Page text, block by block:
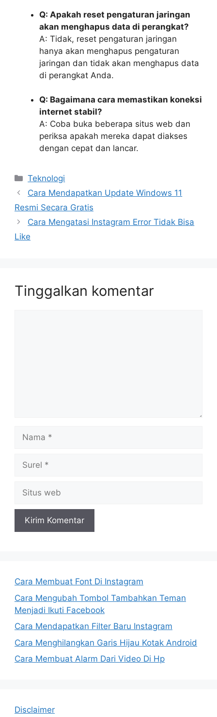
Q: Apakah reset pengaturan jaringan
akan menghapus data di perangkat?
A: Tidak, reset pengaturan jaringan
hanya akan menghapus pengaturan
jaringan dan tidak akan menghapus data
di perangkat Anda.
Q: Bagaimana cara memastikan koneksi
internet stabil?
A: Coba buka beberapa situs web dan
periksa apakah mereka dapat diakses
dengan cepat dan lancar.
Kategori
Teknologi
Cara Mendapatkan Update Windows 11
Resmi Secara Gratis
Cara Mengatasi Instagram Error Tidak Bisa
Like
Tinggalkan komentar
Nama
Surel
Situs
web
Cara Membuat Font Di Instagram
Cara Mengubah Tombol Tambahkan Teman
Menjadi Ikuti Facebook
Cara Mendapatkan Filter Baru Instagram
Cara Menghilangkan Garis Hijau Kotak Android
Cara Membuat Alarm Dari Video Di Hp
Disclaimer